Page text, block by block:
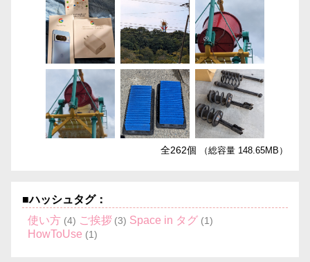
全262個 （総容量 148.65MB）
■ハッシュタグ：
使い方 (4) ご挨拶 (3) Space in タグ (1)
HowToUse (1)